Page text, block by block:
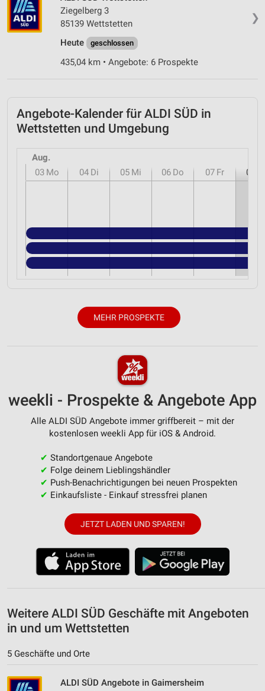
❯
Ziegelberg 3
85139 Wettstetten
Heute
geschlossen
435,04 km • Angebote: 6 Prospekte
Angebote-Kalender für ALDI SÜD in
Wettstetten und Umgebung
Aug.
03 Mo 04 Di 05 Mi 06 Do 07 Fr 08
MEHR PROSPEKTE
weekli - Prospekte & Angebote App
Alle ALDI SÜD Angebote immer griffbereit – mit der
kostenlosen weekli App für iOS & Android.
✔ Standortgenaue Angebote
✔ Folge deinem Lieblingshändler
✔ Push-Benachrichtigungen bei neuen Prospekten
✔ Einkaufsliste - Einkauf stressfrei planen
JETZT LADEN UND SPAREN!
Weitere ALDI SÜD Geschäfte mit Angeboten
in und um Wettstetten
5 Geschäfte und Orte
ALDI SÜD Angebote in Gaimersheim